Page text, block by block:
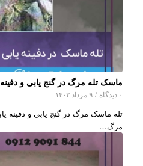
ماسک تله مرگ در گنج یابی و دفینه
۰ دیدگاه / ۹ مرداد ۱۴۰۲
تله ماسک مرگ در گنج یابی و
مرگ…